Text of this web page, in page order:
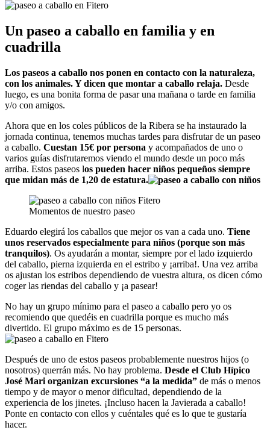
Un paseo a caballo en familia y en
cuadrilla
Los paseos a caballo nos ponen en contacto con la naturaleza,
con los animales. Y dicen que montar a caballo relaja. Desde
luego, es una bonita forma de pasar una mañana o tarde en familia
y/o con amigos.
Ahora que en los coles públicos de la Ribera se ha instaurado la
jornada continua, tenemos muchas tardes para disfrutar de un paseo
a caballo. Cuestan 15€ por persona y acompañados de uno o
varios guías disfrutaremos viendo el mundo desde un poco más
arriba. Estos paseos los pueden hacer niños pequeños siempre
que midan más de 1,20 de estatura.
Momentos de nuestro paseo
Eduardo elegirá los caballos que mejor os van a cada uno. Tiene
unos reservados especialmente para niños (porque son más
tranquilos). Os ayudarán a montar, siempre por el lado izquierdo
del caballo, pierna izquierda en el estribo y ¡arriba!. Una vez arriba
os ajustan los estribos dependiendo de vuestra altura, os dicen cómo
coger las riendas del caballo y ¡a pasear!
No hay un grupo mínimo para el paseo a caballo pero yo os
recomiendo que quedéis en cuadrilla porque es mucho más
divertido. El grupo máximo es de 15 personas.
Después de uno de estos paseos probablemente nuestros hijos (o
nosotros) querrán más. No hay problema. Desde el Club Hípico
José Mari organizan excursiones “a la medida” de más o menos
tiempo y de mayor o menor dificultad, dependiendo de la
experiencia de los jinetes. ¡Incluso hacen la Javierada a caballo!
Ponte en contacto con ellos y cuéntales qué es lo que te gustaría
hacer.